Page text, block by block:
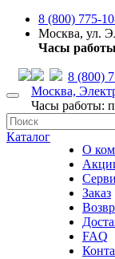
8 (800) 775-
Москва, ул.
Часы
8 (800)
Москва,
Часы работы:
Каталог
О
Заказ
FAQ